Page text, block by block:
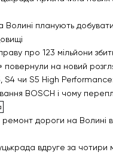
Волині планують
про 123 мільйони
повернули на новий
S4 чи S5 High
BOSCH і чому
ремонт дороги на Волині
вдруге за чотири